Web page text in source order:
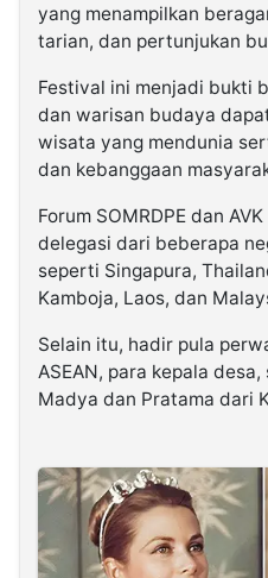
yang menampilkan
tarian, dan pertunjukan
Festival ini menjadi bukti
dan warisan budaya
wisata yang mendunia
dan kebanggaan
Forum SOMRDPE dan
delegasi dari beberapa
seperti Singapura,
Kamboja, Laos, dan
Selain itu, hadir pula
ASEAN, para kepala
Madya dan Pratama dari